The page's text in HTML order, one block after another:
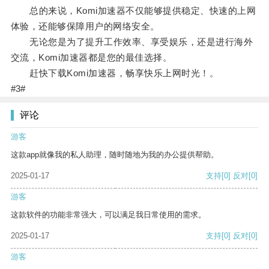
总的来说，Komi加速器不仅能够提供稳定、快速的上网
体验，还能够保障用户的网络安全。
无论您是为了提升工作效率、享受娱乐，还是进行海外
交流，Komi加速器都是您的最佳选择。
赶快下载Komi加速器，畅享快乐上网时光！。
#3#
评论
游客
这款app就像我的私人助理，随时随地为我的办公提供帮助。
2025-01-17 支持[0] 反对[0]
游客
这款软件的功能非常强大，可以满足我日常使用的需求。
2025-01-17 支持[0] 反对[0]
游客